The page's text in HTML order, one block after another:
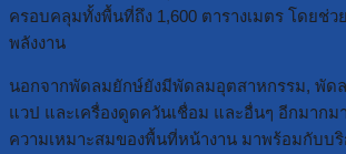
ครอบคลุมทั้งพื้นที่ถึง 1,600 ตารางเมตร โดยช่
พลังงาน
นอกจากพัดลมยักษ์ยังมีพัดลมอุตสาหกรรม, พัด
แวป และเครื่องดูดควันเชื่อม และอื่นๆ อีกมากม
ความเหมาะสมของพื้นที่หน้างาน มาพร้อมกับบ